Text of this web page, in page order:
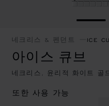
슬라이
네크리스 & 펜던트 ICE
아이스 큐브
네크리스, 윤리적 화이트 골
또한 사용 가능